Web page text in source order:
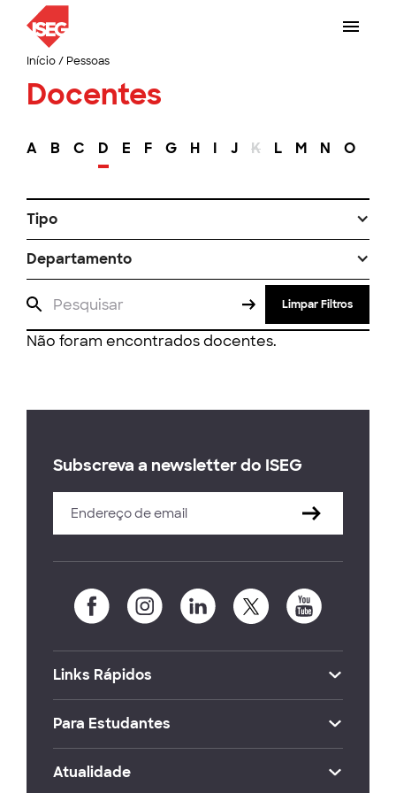
Início/ Pessoas
Docentes
A B C D E F G H I J K L M N O
Tipo
Departamento
Limpar Filtros
Não foram encontrados docentes.
Subscreva a newsletter do ISEG
Links Rápidos
Para Estudantes
Atualidade